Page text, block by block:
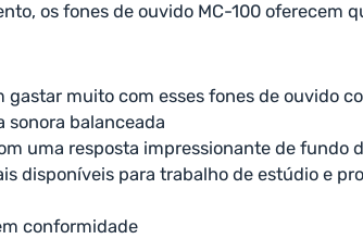
os fones de ouvido MC-100 oferecem
muito com esses fones de ouvido
sonora balanceada
uma resposta impressionante de fundo
disponíveis para trabalho de estúdio e
conformidade